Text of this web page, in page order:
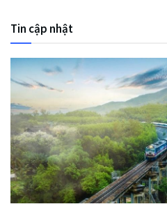
Tin cập nhật